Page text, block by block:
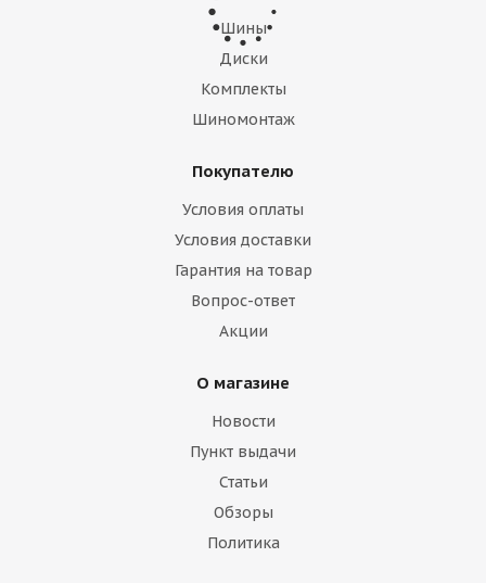
Michelin 245/40 r19 Pilot Sport 4 98Y Runflat
Подробнее
Шины
Диски
Комплекты
Шиномонтаж
Покупателю
Условия оплаты
Условия доставки
Гарантия на товар
Вопрос-ответ
Акции
О магазине
Новости
Пункт выдачи
Статьи
Обзоры
Политика